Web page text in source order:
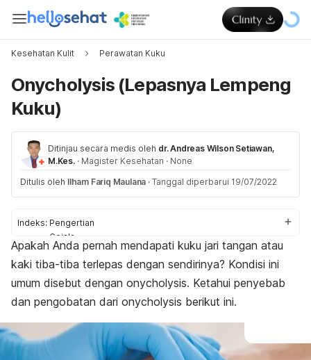
Kesehatan Kulit Perawatan Kuku
Onycholysis (Lepasnya Lempeng
Kuku)
Ditinjau secara medis oleh dr. Andreas Wilson Setiawan,
M.Kes. · Magister Kesehatan · None
Ditulis oleh Ilham Fariq Maulana · Tanggal diperbarui 19/07/2022
Indeks: Pengertian
Gejala
Penyebab
Diagnosis
Pengobatan
Apakah Anda pernah mendapati kuku jari tangan atau
kaki tiba-tiba terlepas dengan sendirinya? Kondisi ini
umum disebut dengan onycholysis. Ketahui penyebab
dan pengobatan dari onycholysis berikut ini.